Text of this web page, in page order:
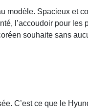
modèle. Spacieux et
l’accoudoir pour les
souhaite sans
C’est ce que le